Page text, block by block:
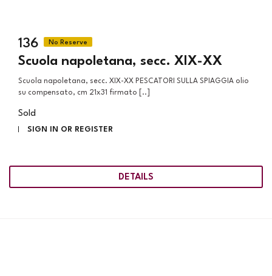
136
Scuola napoletana, secc. XIX-XX
Scuola napoletana, secc. XIX-XX PESCATORI SULLA SPIAGGIA olio
su compensato, cm 21x31 firmato [..]
Sold
SIGN IN OR REGISTER
DETAILS